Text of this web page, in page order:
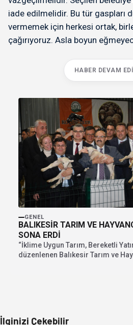
iade edilmelidir. Bu tür gaspları
vermemek için herkesi ortak,
çağırıyoruz. Asla boyun
HABER DEVAM
GENEL
BALIKESİR TARIM VE
SONA ERDİ
“İklime Uygun Tarım, Bereketli
düzenlenen Balıkesir Tarım ve
İlginizi Çekebilir